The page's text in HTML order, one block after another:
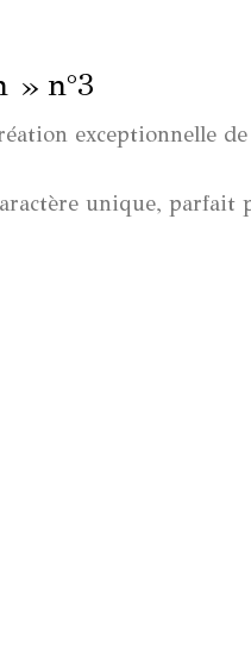
» n°3
exceptionnelle de
unique,